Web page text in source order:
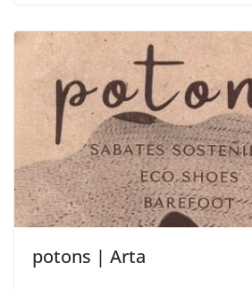
potons | Arta